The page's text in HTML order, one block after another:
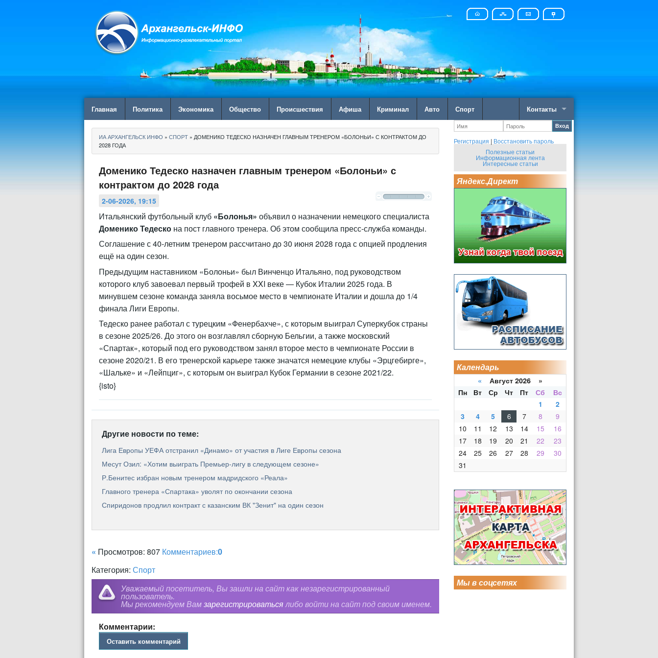
Главная Политика Экономика Общество Происшествия Афиша Криминал Авто Спорт Контакты
ИА АРХАНГЕЛЬСК ИНФО » СПОРТ » ДОМЕНИКО ТЕДЕСКО НАЗНАЧЕН ГЛАВНЫМ ТРЕНЕРОМ «БОЛОНЬИ» С КОНТРАКТОМ ДО
2028 ГОДА
Доменико Тедеско назначен главным тренером «Болоньи» с
контрактом до 2028 года
2-06-2026, 19:15
Итальянский футбольный клуб «Болонья» объявил о назначении немецкого специалиста
Доменико Тедеско на пост главного тренера. Об этом сообщила пресс-служба команды.
Соглашение с 40-летним тренером рассчитано до 30 июня 2028 года с опцией продления
ещё на один сезон.
Предыдущим наставником «Болоньи» был Винченцо Итальяно, под руководством
которого клуб завоевал первый трофей в XXI веке — Кубок Италии 2025 года. В
минувшем сезоне команда заняла восьмое место в чемпионате Италии и дошла до 1/4
финала Лиги Европы.
Тедеско ранее работал с турецким «Фенербахче», с которым выиграл Суперкубок страны
в сезоне 2025/26. До этого он возглавлял сборную Бельгии, а также московский
«Спартак», который под его руководством занял второе место в чемпионате России в
сезоне 2020/21. В его тренерской карьере также значатся немецкие клубы «Эрцгебирге»,
«Шальке» и «Лейпциг», с которым он выиграл Кубок Германии в сезоне 2021/22.
{isto}
Другие новости по теме:
Лига Европы УЕФА отстранил «Динамо» от участия в Лиге Европы сезона
Месут Озил: «Хотим выиграть Премьер-лигу в следующем сезоне»
Р.Бенитес избран новым тренером мадридского «Реала»
Главного тренера «Спартака» уволят по окончании сезона
Спиридонов продлил контракт с казанским ВК "Зенит" на один сезон
« Просмотров: 807 Комментариев:0
Категория: Спорт
Уважаемый посетитель, Вы зашли на сайт как незарегистрированный
пользователь.
Мы рекомендуем Вамзарегистрироваться либо войти на сайт под своим именем.
Комментарии:
Оставить комментарий
Вход
Регистрация | Восстановить пароль
Полезные статьи
Информационная лента
Интересные статьи
Яндекс.Директ
Календарь
« Август 2026 »
Пн
Вт Ср Чт Пт Сб
Вс
1
2
3
4 5 6 7 8
9
10
11 12 13 14 15
16
17
18 19 20 21 22
23
24
25 26 27 28 29
30
31
Мы в соцсетях